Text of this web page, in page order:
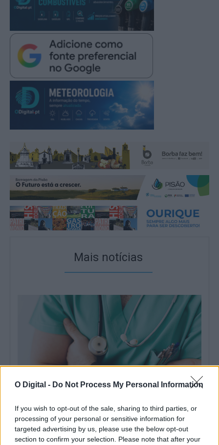
O Digital - Do Not Process My Personal Information
If you wish to opt-out of the sale, sharing to third parties, or
processing of your personal or sensitive information for
targeted advertising by us, please use the below opt-out
section to confirm your selection. Please note that after your
Mais notícias
Alentejo termina primeiro semestre de 2026 com quase 95 mil
utentes sem médico de família
O Alentejo terminou o primeiro semestre de 2026 com 94.908